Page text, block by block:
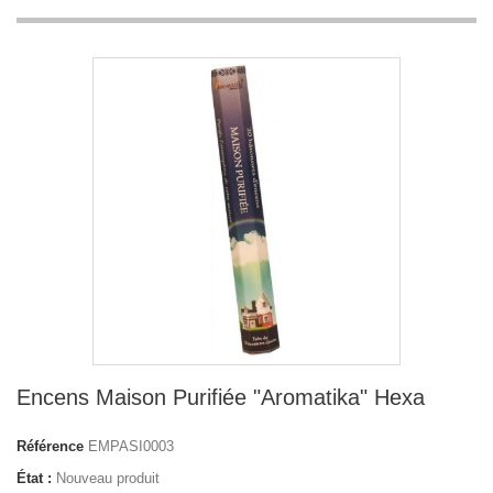
Encens Maison Purifiée "Aromatika" Hexa
Référence EMPASI0003
État : Nouveau produit